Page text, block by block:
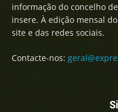
informação do concelho
insere. À edição mensal
site e das redes sociais.
Contacte-nos: